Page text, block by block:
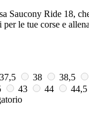
Saucony Ride 18,
le tue corse e
37,5 38 38,5
43 44
44,5